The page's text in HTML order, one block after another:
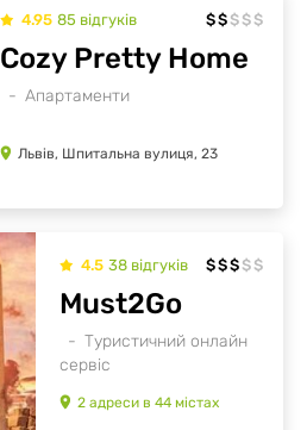
4.95 85 відгуків $$ $ $ $
Апартаменти
Cozy Pretty Home
Львів, Шпитальна вулиця, 23
4.5 38 відгуків $$$ $ $
Туристичний онлайн
сервіс
Must2Go
2 адреси в 44 містах